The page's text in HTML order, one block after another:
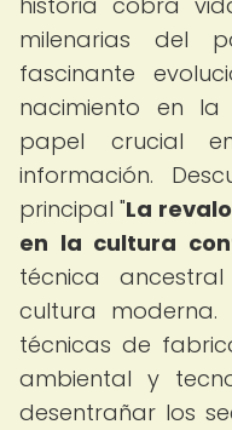
milenarias del
fascinante
nacimiento en
papel crucial
información.
principal "La
en la cultura
técnica
cultura moderna.
técnicas de
ambiental y
desentrañar los